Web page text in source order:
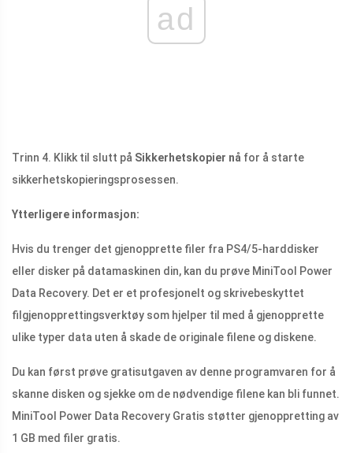
ad
Trinn 4. Klikk til slutt på Sikkerhetskopier nå for å starte
sikkerhetskopieringsprosessen.
Ytterligere informasjon:
Hvis du trenger det gjenopprette filer fra PS4/5-harddisker
eller disker på datamaskinen din, kan du prøve MiniTool Power
Data Recovery. Det er et profesjonelt og skrivebeskyttet
filgjenopprettingsverktøy som hjelper til med å gjenopprette
ulike typer data uten å skade de originale filene og diskene.
Du kan først prøve gratisutgaven av denne programvaren for å
skanne disken og sjekke om de nødvendige filene kan bli funnet.
MiniTool Power Data Recovery Gratis støtter gjenoppretting av
1 GB med filer gratis.